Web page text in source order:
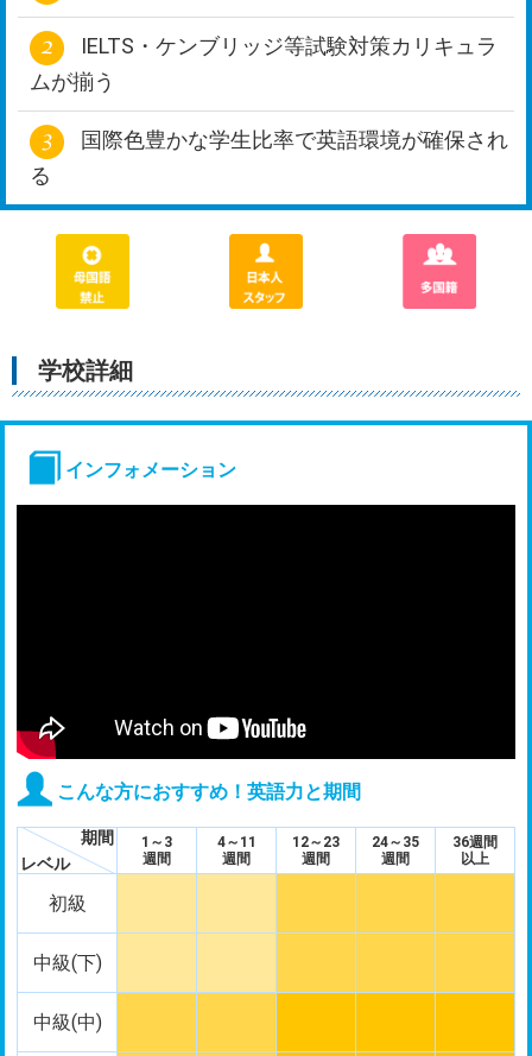
IELTS・ケンブリッジ等試験対策カリキュラ
ムが揃う
国際色豊かな学生比率で英語環境が確保され
る
学校詳細
インフォメーション
こんな方におすすめ！英語力と期間
期間
レベル
1～3
週間
4～11
週間
12～23
週間
24～35
週間
36週間
以上
初級
中級(下)
中級(中)